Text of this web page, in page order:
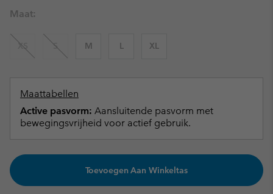
Maat:
XS S M L XL
Maattabellen
Active pasvorm: Aansluitende pasvorm met
bewegingsvrijheid voor actief gebruik.
Toevoegen Aan Winkeltas